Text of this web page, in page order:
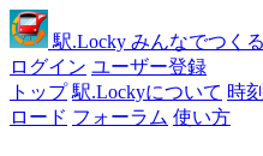
駅.Locky みんなでつく
ログイン ユーザー登録
トップ 駅.Lockyについて 時
ロード フォーラム 使い方